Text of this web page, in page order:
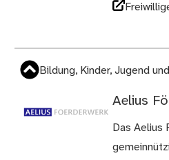
Bildung, Kinder, Jugend
Aelius
Das Aelius